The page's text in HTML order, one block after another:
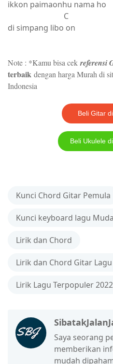
ikkon paimaonhu nama ho
C
di simpang libo on
Note : *Kamu bisa cek referensi
terbaik dengan harga Murah di
Indonesia
Beli Gitar
Beli Ukulele
Kunci Chord Gitar Pemula
Kunci keyboard lagu
Lirik dan Chord
Lirik dan Chord Gitar
Lirik Lagu Terpopuler 2022
Saya seorang
memberikan
mudah